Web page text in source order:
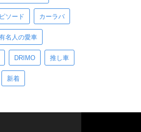
ソード カーラバ
名人の愛車
DRIMO 推し車
新着